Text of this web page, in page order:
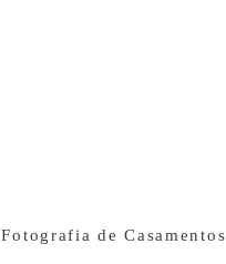
Fotografia de Casamentos